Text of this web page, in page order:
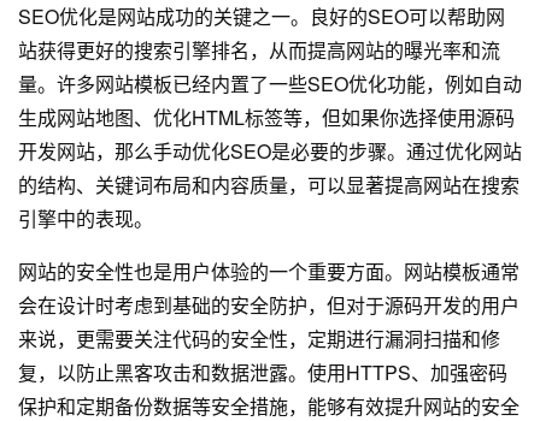
SEO优化是网站成功的关键之一。良好的SEO可以帮助网
站获得更好的搜索引擎排名，从而提高网站的曝光率和流
量。许多网站模板已经内置了一些SEO优化功能，例如自动
生成网站地图、优化HTML标签等，但如果你选择使用源码
开发网站，那么手动优化SEO是必要的步骤。通过优化网站
的结构、关键词布局和内容质量，可以显著提高网站在搜索
引擎中的表现。
网站的安全性也是用户体验的一个重要方面。网站模板通常
会在设计时考虑到基础的安全防护，但对于源码开发的用户
来说，更需要关注代码的安全性，定期进行漏洞扫描和修
复，以防止黑客攻击和数据泄露。使用HTTPS、加强密码
保护和定期备份数据等安全措施，能够有效提升网站的安全